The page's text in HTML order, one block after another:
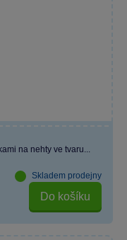
na nehty ve tvaru...
Skladem prodejny
Do košíku